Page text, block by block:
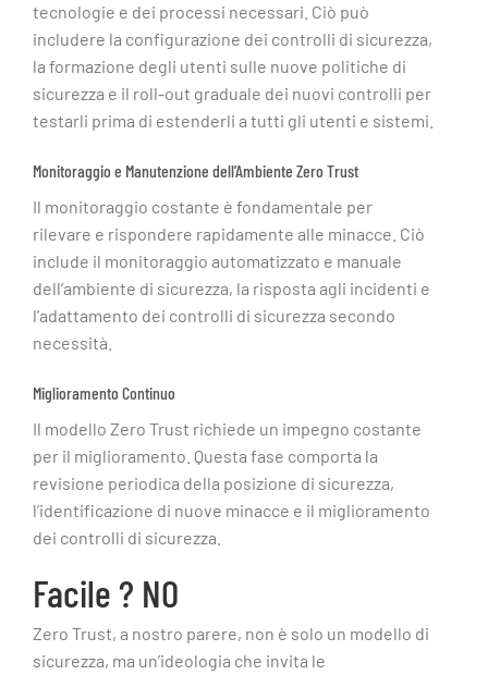
tecnologie e dei processi necessari. Ciò può
includere la configurazione dei controlli di sicurezza,
la formazione degli utenti sulle nuove politiche di
sicurezza e il roll-out graduale dei nuovi controlli per
testarli prima di estenderli a tutti gli utenti e sistemi.
Monitoraggio e Manutenzione dell’Ambiente Zero Trust
Il monitoraggio costante è fondamentale per
rilevare e rispondere rapidamente alle minacce. Ciò
include il monitoraggio automatizzato e manuale
dell’ambiente di sicurezza, la risposta agli incidenti e
l’adattamento dei controlli di sicurezza secondo
necessità.
Miglioramento Continuo
Il modello Zero Trust richiede un impegno costante
per il miglioramento. Questa fase comporta la
revisione periodica della posizione di sicurezza,
l’identificazione di nuove minacce e il miglioramento
dei controlli di sicurezza.
Facile ? NO
Zero Trust, a nostro parere, non è solo un modello di
sicurezza, ma un’ideologia che invita le